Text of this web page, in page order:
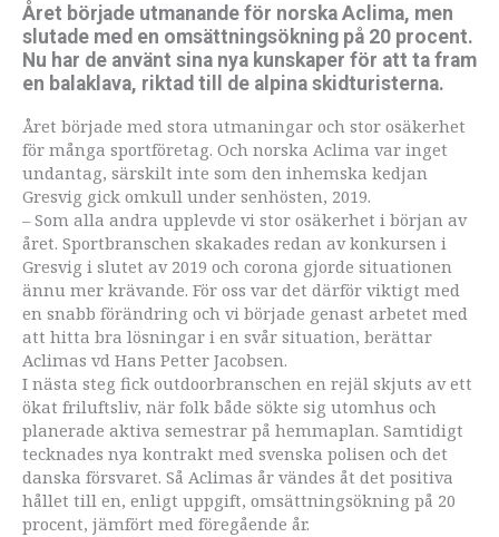
Året började utmanande för norska Aclima, men
slutade med en omsättningsökning på 20 procent.
Nu har de använt sina nya kunskaper för att ta fram
en balaklava, riktad till de alpina skidturisterna.
Året började med stora utmaningar och stor osäkerhet
för många sportföretag. Och norska Aclima var inget
undantag, särskilt inte som den inhemska kedjan
Gresvig gick omkull under senhösten, 2019.
– Som alla andra upplevde vi stor osäkerhet i början av
året. Sportbranschen skakades redan av konkursen i
Gresvig i slutet av 2019 och corona gjorde situationen
ännu mer krävande. För oss var det därför viktigt med
en snabb förändring och vi började genast arbetet med
att hitta bra lösningar i en svår situation, berättar
Aclimas vd Hans Petter Jacobsen.
I nästa steg fick outdoorbranschen en rejäl skjuts av ett
ökat friluftsliv, när folk både sökte sig utomhus och
planerade aktiva semestrar på hemmaplan. Samtidigt
tecknades nya kontrakt med svenska polisen och det
danska försvaret. Så Aclimas år vändes åt det positiva
hållet till en, enligt uppgift, omsättningsökning på 20
procent, jämfört med föregående år.